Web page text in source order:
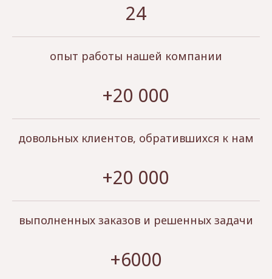
24
опыт работы нашей компании
+20 000
довольных клиентов, обратившихся к нам
+20 000
выполненных заказов и решенных задачи
+6000